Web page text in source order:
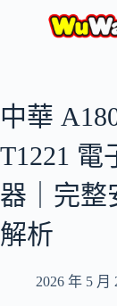
中華
T1221 電
器｜完整
解析
2026 年 5 月